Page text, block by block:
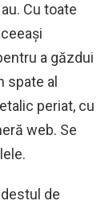
Cu toate
a găzdui
spate al
periat, cu
web. Se
de